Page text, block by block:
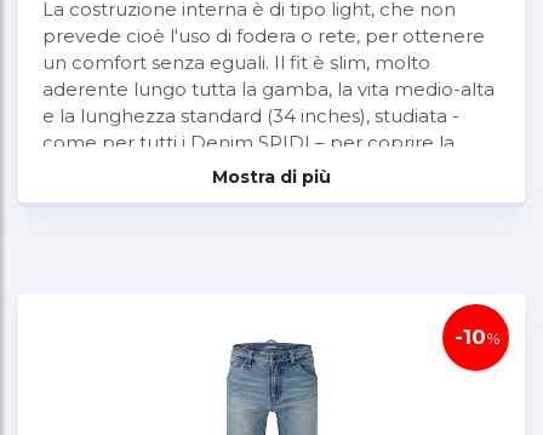
La costruzione interna è di tipo light, che non
prevede cioè l'uso di fodera o rete, per ottenere
un comfort senza eguali. Il fit è slim, molto
aderente lungo tutta la gamba, la vita medio-alta
e la lunghezza standard (34 inches), studiata -
come per tutti i Denim SPIDI – per coprire la
caviglia in posizione da moto. E' certificato in
Mostra di più
-10%